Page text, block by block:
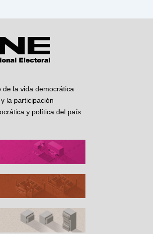
la vida democrática
la participación
y política del país.